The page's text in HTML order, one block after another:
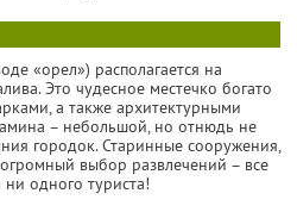
«орел») располагается на
Это чудесное местечко богато
а также архитектурными
– небольшой, но отнюдь не
городок. Старинные сооружения,
выбор развлечений – все
одного туриста!